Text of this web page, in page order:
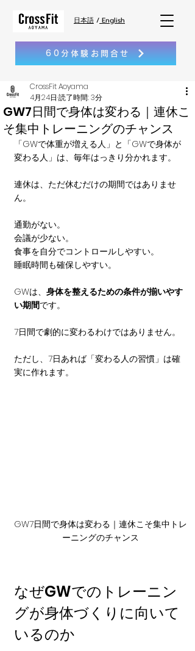
日本語 / English
60分体験お問合せ
GW7日間で身体は変わる｜連休こ
そ集中トレーニングのチャンス
CrossFit Aoyama
4月24日 読了時間: 3分
「GWで体重が増える人」と「GWで身体が
変わる人」は、毎年はっきり分かれます。
連休は、ただ休むだけの期間ではありませ
ん。
通勤がない。
会議が少ない。
食事を自分でコントロールしやすい。
睡眠時間も確保しやすい。
GWは、 身体を整えるための条件が揃いやす
い期間です。
7日間で劇的に変わるわけではありません。
ただし、7日あれば「変わる人の習慣」は確
実に作れます。
GW7日間で身体は変わる｜連休こそ集中トレ
ーニングのチャンス
なぜGWでのトレーニン
グが身体づくりに向いて
いるのか